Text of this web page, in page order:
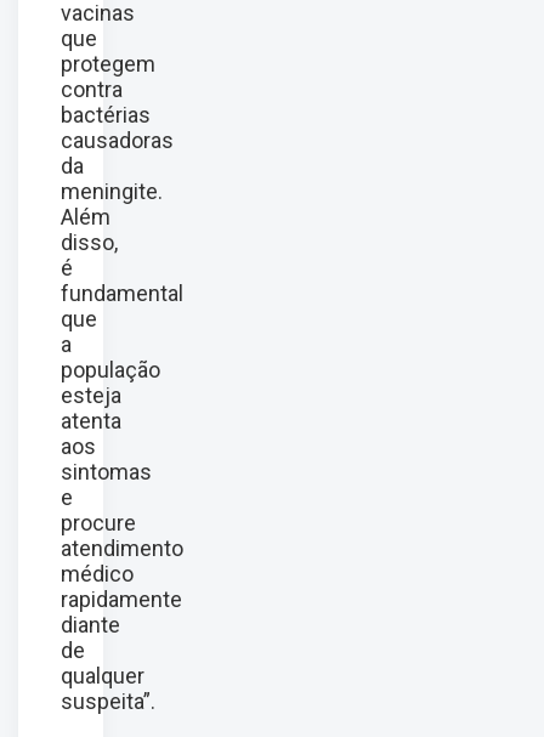
vacinas
que
protegem
contra
bactérias
causadoras
da
meningite.
Além
disso,
é
fundamental
que
a
população
esteja
atenta
aos
sintomas
e
procure
atendimento
médico
rapidamente
diante
de
qualquer
suspeita”.